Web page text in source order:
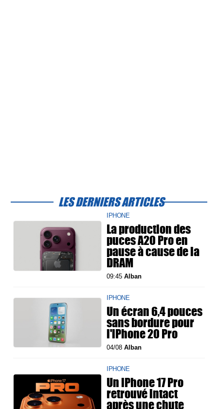
LES DERNIERS ARTICLES
IPHONE
La production des
puces A20 Pro en
pause à cause de la
DRAM
09:45Alban
IPHONE
Un écran 6,4 pouces
sans bordure pour
l'iPhone 20 Pro
04/08Alban
IPHONE
Un iPhone 17 Pro
retrouvé intact
après une chute